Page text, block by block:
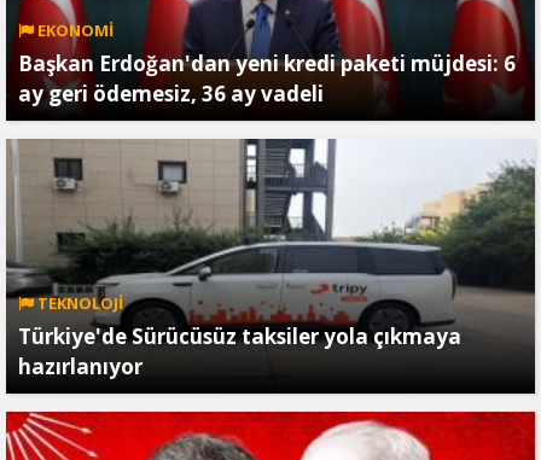
EKONOMİ
Başkan Erdoğan'dan yeni kredi paketi müjdesi: 6
ay geri ödemesiz, 36 ay vadeli
TEKNOLOJİ
Türkiye'de Sürücüsüz taksiler yola çıkmaya
hazırlanıyor